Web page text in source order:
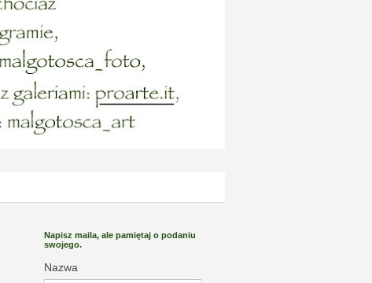
Napisz maila, ale pamiętaj o podaniu
swojego.
Nazwa